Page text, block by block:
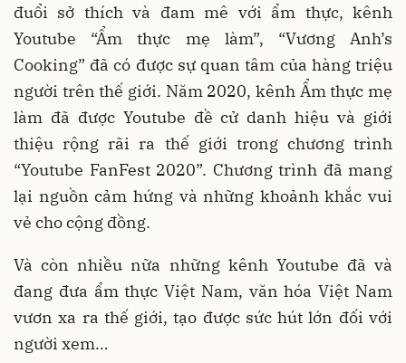
đuổi sở thích và đam mê với ẩm thực, kênh
Youtube “Ẩm thực mẹ làm”, “Vương Anh’s
Cooking” đã có được sự quan tâm của hàng triệu
người trên thế giới. Năm 2020, kênh Ẩm thực mẹ
làm đã được Youtube đề cử danh hiệu và giới
thiệu rộng rãi ra thế giới trong chương trình
“Youtube FanFest 2020”. Chương trình đã mang
lại nguồn cảm hứng và những khoảnh khắc vui
vẻ cho cộng đồng.
Và còn nhiều nữa những kênh Youtube đã và
đang đưa ẩm thực Việt Nam, văn hóa Việt Nam
vươn xa ra thế giới, tạo được sức hút lớn đối với
người xem…